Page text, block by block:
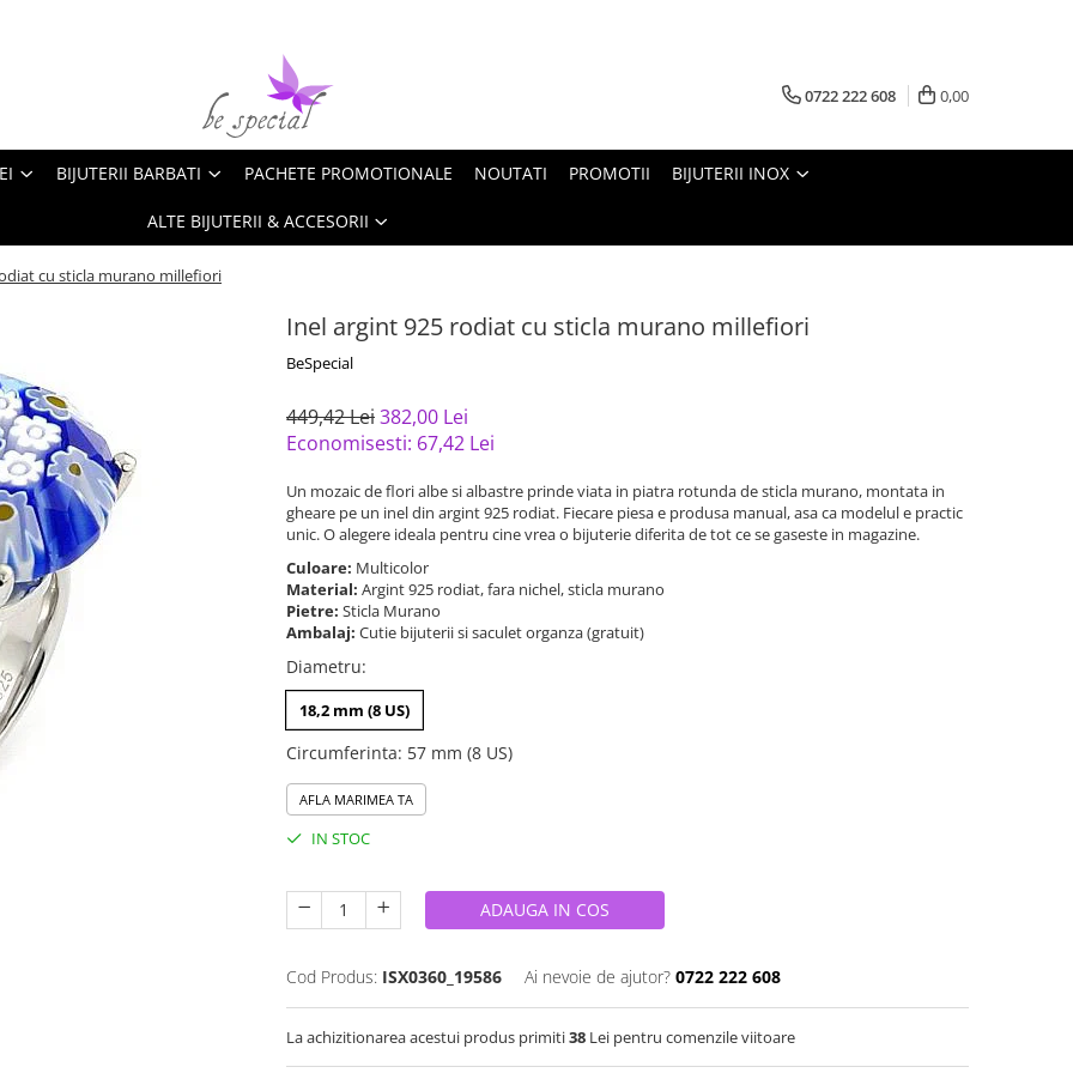
0722 222 608 0,00
BIJUTERII BARBATI PACHETE PROMOTIONALE NOUTATI PROMOTII BIJUTERII INOX
ALTE BIJUTERII & ACCESORII
cu sticla murano millefiori
Inel argint 925 rodiat cu sticla murano millefiori
BeSpecial
449,42 Lei382,00 Lei
Economisesti: 67,42 Lei
Un mozaic de flori albe si albastre prinde viata in piatra rotunda de sticla murano, montata in
gheare pe un inel din argint 925 rodiat. Fiecare piesa e produsa manual, asa ca modelul e practic
unic. O alegere ideala pentru cine vrea o bijuterie diferita de tot ce se gaseste in magazine.
Culoare: Multicolor
Material: Argint 925 rodiat, fara nichel, sticla murano
Pietre: Sticla Murano
Ambalaj: Cutie bijuterii si saculet organza (gratuit)
Diametru:
18,2 mm (8 US)
Circumferinta: 57 mm (8 US)
AFLA MARIMEA TA
IN STOC
ADAUGA IN COS
Cod Produs: ISX0360_19586 Ai nevoie de ajutor? 0722 222 608
La achizitionarea acestui produs primiti38 Lei pentru comenzile viitoare